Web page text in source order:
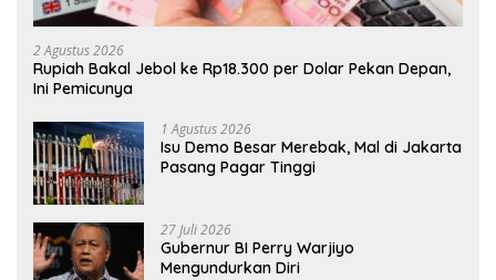
2 Agustus 2026
Rupiah Bakal Jebol ke Rp18.300 per Dolar Pekan Depan,
Ini Pemicunya
1 Agustus 2026
Isu Demo Besar Merebak, Mal di Jakarta
Pasang Pagar Tinggi
27 Juli 2026
Gubernur BI Perry Warjiyo
Mengundurkan Diri